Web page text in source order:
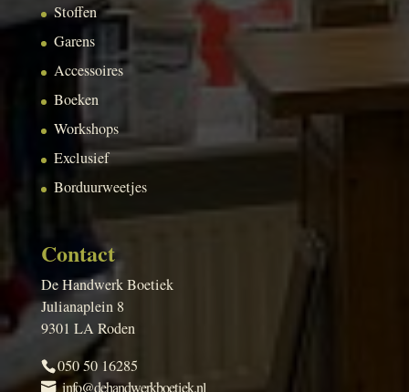
Stoffen
Garens
Accessoires
Boeken
Workshops
Exclusief
Borduurweetjes
Contact
De Handwerk Boetiek
Julianaplein 8
9301 LA Roden
050 50 16285
info@dehandwerkboetiek.nl